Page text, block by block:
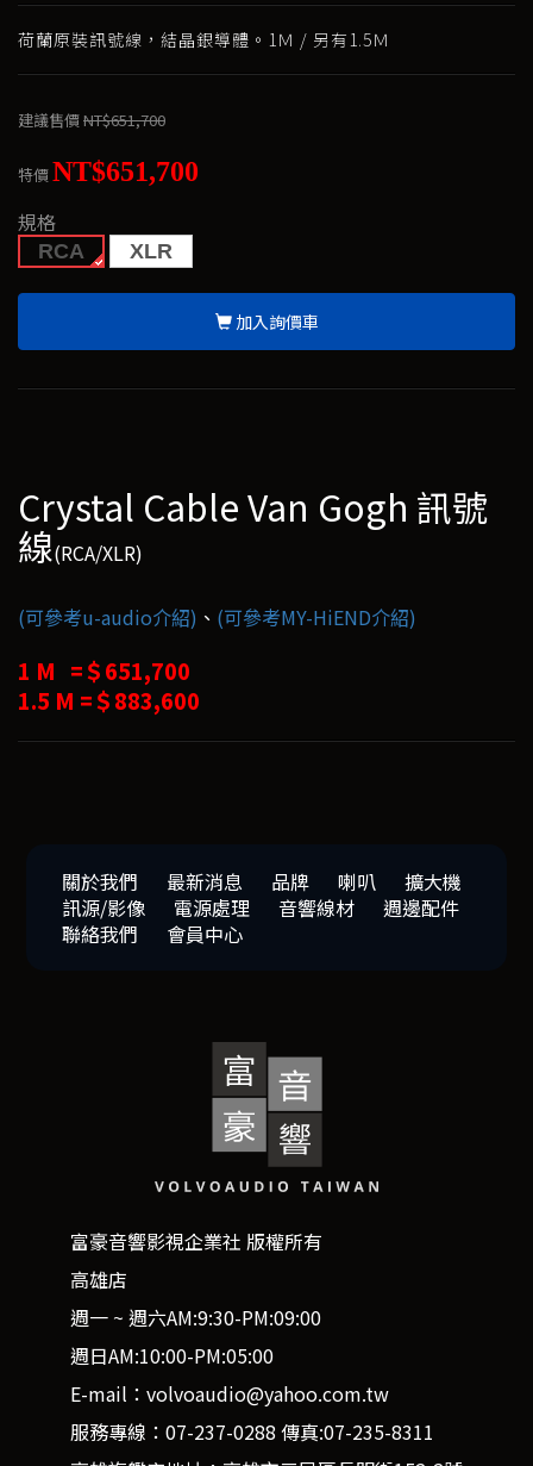
荷蘭原裝訊號線，結晶銀導體。1Ｍ / 另有1.5Ｍ
建議售價NT$651,700
特價NT$651,700
規格
RCA XLR
加入詢價車
Crystal Cable Van Gogh 訊號
線(RCA/XLR)
(可參考u-audio介紹) 、 (可參考MY-HiEND介紹)
1 M =＄651,700
1.5 M =＄883,600
關於我們 最新消息 品牌 喇叭
擴大機
訊源/影像
電源處理 音響線材
週邊配件
聯絡我們
會員中心
富豪音響影視企業社 版權所有
高雄店
週一 ~ 週六AM:9:30-PM:09:00
週日AM:10:00-PM:05:00
E-mail：volvoaudio@yahoo.com.tw
服務專線：07-237-0288 傳真:07-235-8311